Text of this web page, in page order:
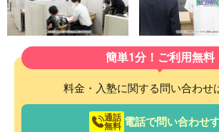
簡単1分！ご利用無料
料金・入塾に関する問い合わせ
通話
無料 電話で問い合わせ